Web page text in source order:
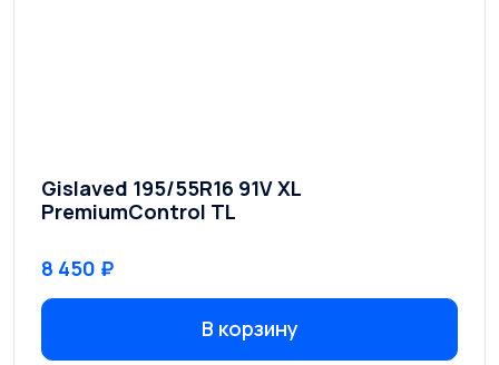
Gislaved 195/55R16 91V XL
PremiumControl TL
8 450 ₽
В корзину